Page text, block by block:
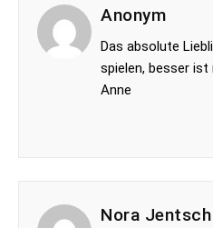
Anonym
Das absolute
spielen, besser ist
Anne
Nora Jentsch